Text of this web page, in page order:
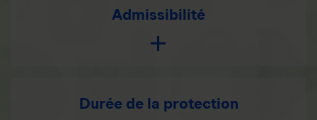
Admissibilité
Durée de la protection